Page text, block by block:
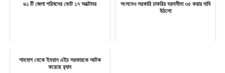
৬১ টি জেলা পরিষদের ভোট ১৭ অক্টোবর
সংসদেও সরকারি চাকরির বয়সসীমা ৩৫ করার দাবি
উঠলো
শাহবাগ থেকে ইমরান এইচ সরকারকে আটক
করেছে র‌্যাব